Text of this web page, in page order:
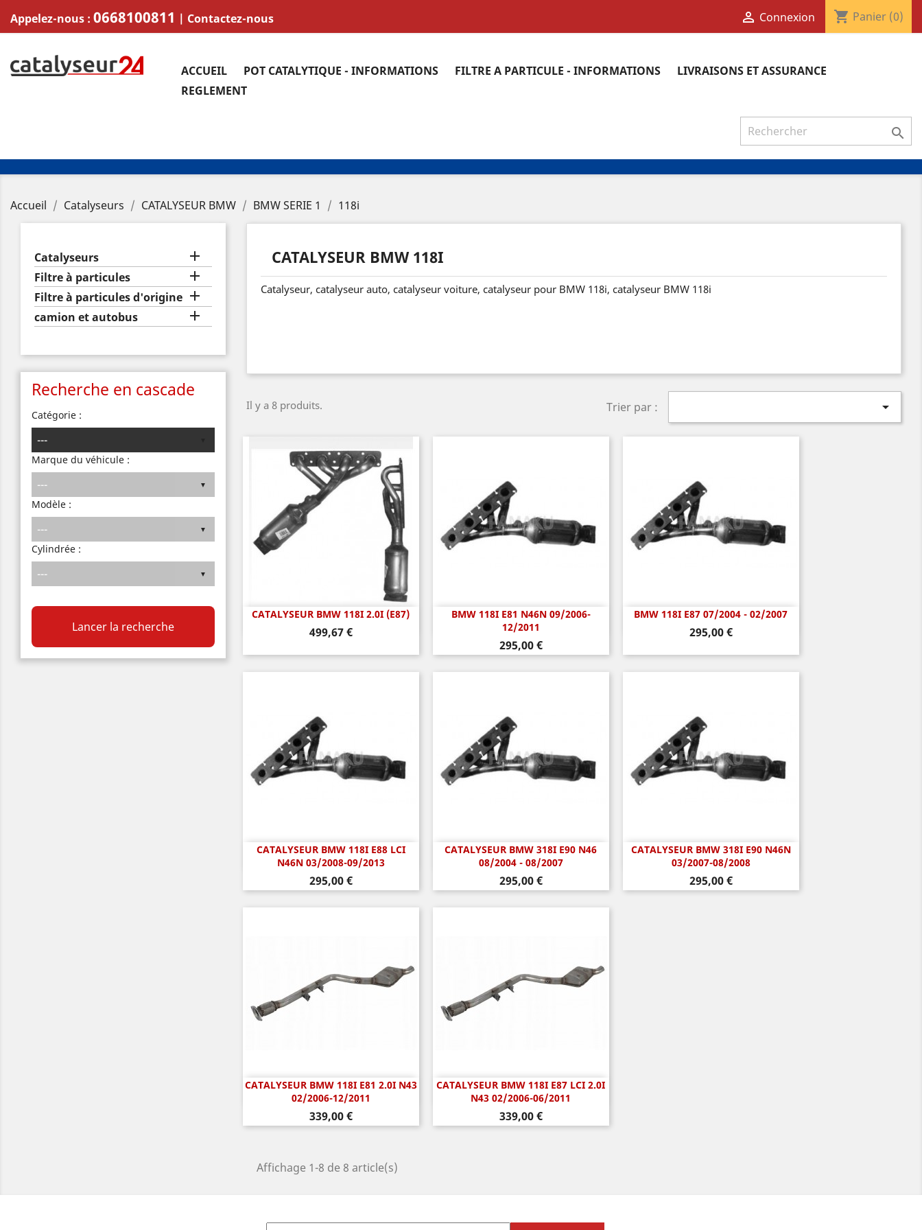
Appelez-nous : 0668100811 | Contactez-nous  Connexion shopping_cart Panier (0)
ACCUEIL POT CATALYTIQUE - INFORMATIONS FILTRE A PARTICULE - INFORMATIONS
LIVRAISONS ET ASSURANCE
REGLEMENT

Accueil Catalyseurs CATALYSEUR BMW BMW SERIE 1 118i
Catalyseurs 
Filtre à particules 
Filtre à particules d'origine 
camion et autobus 
Recherche en cascade
Catégorie :
Marque du véhicule :
Modèle :
Cylindrée :
Lancer la recherche
CATALYSEUR BMW 118I
Catalyseur, catalyseur auto, catalyseur voiture, catalyseur pour BMW 118i, catalyseur BMW 118i
Il y a 8 produits. Trier par : 
CATALYSEUR BMW 118I 2.0I (E87)
Prix
499,67 €
Aperçu rapide
BMW 118I E81 N46N 09/2006-
12/2011
Prix
295,00 €
Aperçu rapide BMW 118I E87 07/2004 - 02/2007
Prix
295,00 €
Aperçu rapide
CATALYSEUR BMW 118I E88 LCI
N46N 03/2008-09/2013
Prix
295,00 €
Aperçu rapide
CATALYSEUR BMW 318I E90 N46
08/2004 - 08/2007
Prix
295,00 €
Aperçu rapide
CATALYSEUR BMW 318I E90 N46N
03/2007-08/2008
Prix
295,00 €
Aperçu rapide
CATALYSEUR BMW 118I E81 2.0I N43
02/2006-12/2011
Prix
339,00 €
Aperçu rapide
CATALYSEUR BMW 118I E87 LCI 2.0I
N43 02/2006-06/2011
Prix
339,00 €
Aperçu rapide
Affichage 1-8 de 8 article(s)